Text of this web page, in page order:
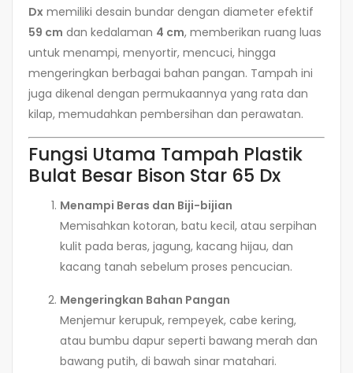
Dx memiliki desain bundar dengan diameter efektif
59 cm dan kedalaman 4 cm, memberikan ruang luas
untuk menampi, menyortir, mencuci, hingga
mengeringkan berbagai bahan pangan. Tampah ini
juga dikenal dengan permukaannya yang rata dan
kilap, memudahkan pembersihan dan perawatan.
Fungsi Utama Tampah Plastik
Bulat Besar Bison Star 65 Dx
Menampi Beras dan Biji-bijian
Memisahkan kotoran, batu kecil, atau serpihan
kulit pada beras, jagung, kacang hijau, dan
kacang tanah sebelum proses pencucian.
Mengeringkan Bahan Pangan
Menjemur kerupuk, rempeyek, cabe kering,
atau bumbu dapur seperti bawang merah dan
bawang putih, di bawah sinar matahari.